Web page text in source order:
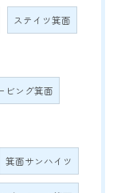
ステイツ箕面
ビング箕面
箕面サンハイツ